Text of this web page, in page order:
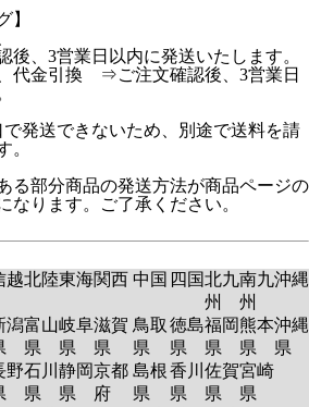
】
、3営業日以内に発送いたします。
代金引換 ⇒ご注文確認後、3営業日
発送できないため、別途で送料を請
。
る部分商品の発送方法が商品ページの
なります。ご了承ください。
越北陸東海関西 中国 四国北九
州
南九
州
沖縄
潟
野
富山
県
石川
県
岐阜
県
静岡
県
滋賀
県
京都
府
鳥取
県
島根
県
徳島
県
香川
県
福岡
県
佐賀
県
熊本
県
宮崎
県
沖縄
県